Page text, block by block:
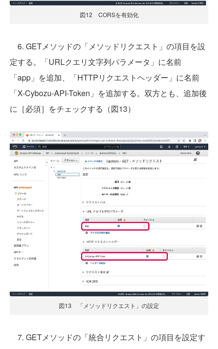
図12 CORSを有効化
6. GETメソッドの「メソッドリクエスト」の項目を設
定する。「URLクエリ文字列パラメータ」に名前
「app」を追加、「HTTPリクエストヘッダー」に名前
「X-Cybozu-API-Token」を追加する。双方とも、追加後
に［必須］をチェックする（図13）
図13 「メソッドリクエスト」の設定
7. GETメソッドの「統合リクエスト」の項目を設定す